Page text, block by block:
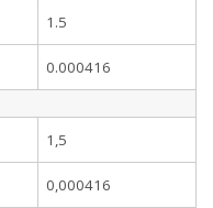
1.5
0.000416
1,5
0,000416